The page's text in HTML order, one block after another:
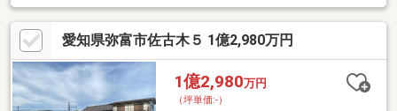
愛知県弥富市佐古木５ 1億2,980万円
1億2,980万円
（坪単価:-）